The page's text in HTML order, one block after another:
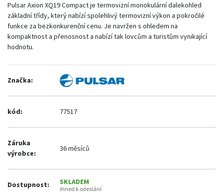
Pulsar Axion XQ19 Compact je termovizní monokulární dalekohled
základní třídy, který nabízí spolehlivý termovizní výkon a pokročilé
funkce za bezkonkurenční cenu. Je navržen s ohledem na
kompaktnost a přenosnost a nabízí tak lovcům a turistům vynikající
hodnotu.
Značka:
kód: 77517
Záruka
výrobce:
36 měsíců
Dostupnost: SKLADEM
ihned k odeslání